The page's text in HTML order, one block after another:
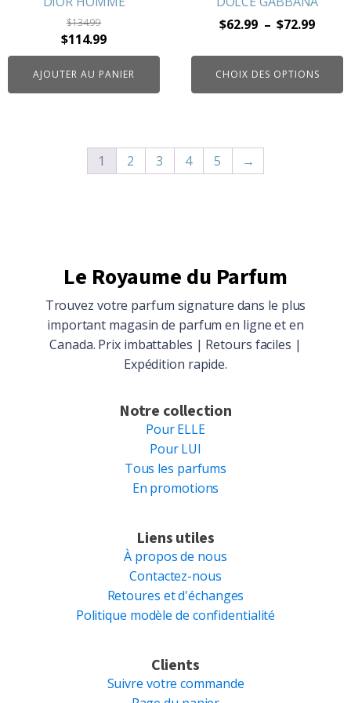
$134.99
Le
prix
initial
était :
$114.99Le
prix
actuel
est :
AJOUTER AU PANIER
$62.99 – $72.99Plage
prix :
CHOIX DES OPTIONS
page
produit
1 2 3 4 5 →
Le Royaume du Parfum
Trouvez votre parfum signature dans le plus
important magasin de parfum en ligne et en
Canada. Prix imbattables | Retours faciles |
Expédition rapide.
Notre collection
Pour ELLE
Pour LUI
Tous les parfums
En promotions
Liens utiles
À propos de nous
Contactez-nous
Retoures et d'échanges
Politique modèle de confidentialité
Clients
Suivre votre commande